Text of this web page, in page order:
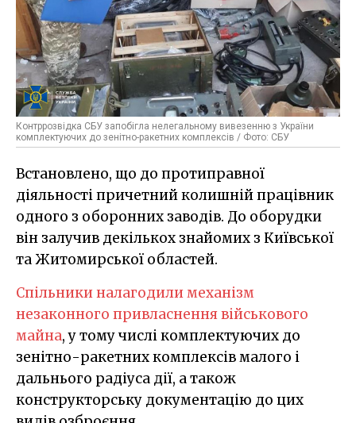
Контррозвідка СБУ запобігла нелегальному вивезенню з України
комплектуючих до зенітно-ракетних комплексів / Фото: СБУ
Встановлено, що до протиправної
діяльності причетний колишній працівник
одного з оборонних заводів. До оборудки
він залучив декількох знайомих з Київської
та Житомирської областей.
Спільники налагодили механізм
незаконного привласнення військового
майна, у тому числі комплектуючих до
зенітно-ракетних комплексів малого і
дальнього радіуса дії, а також
конструкторську документацію до цих